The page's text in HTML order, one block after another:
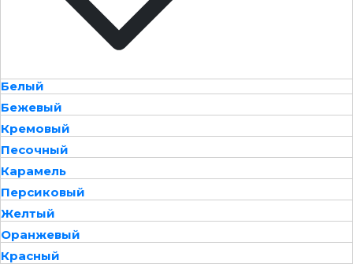
Белый
Бежевый
Кремовый
Песочный
Карамель
Персиковый
Желтый
Оранжевый
Красный